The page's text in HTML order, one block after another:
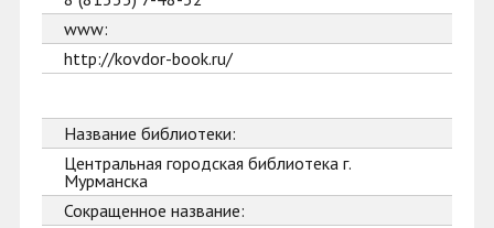
www:
http://kovdor-book.ru/
Название библиотеки:
Центральная городская библиотека г.
Мурманска
Сокращенное название: